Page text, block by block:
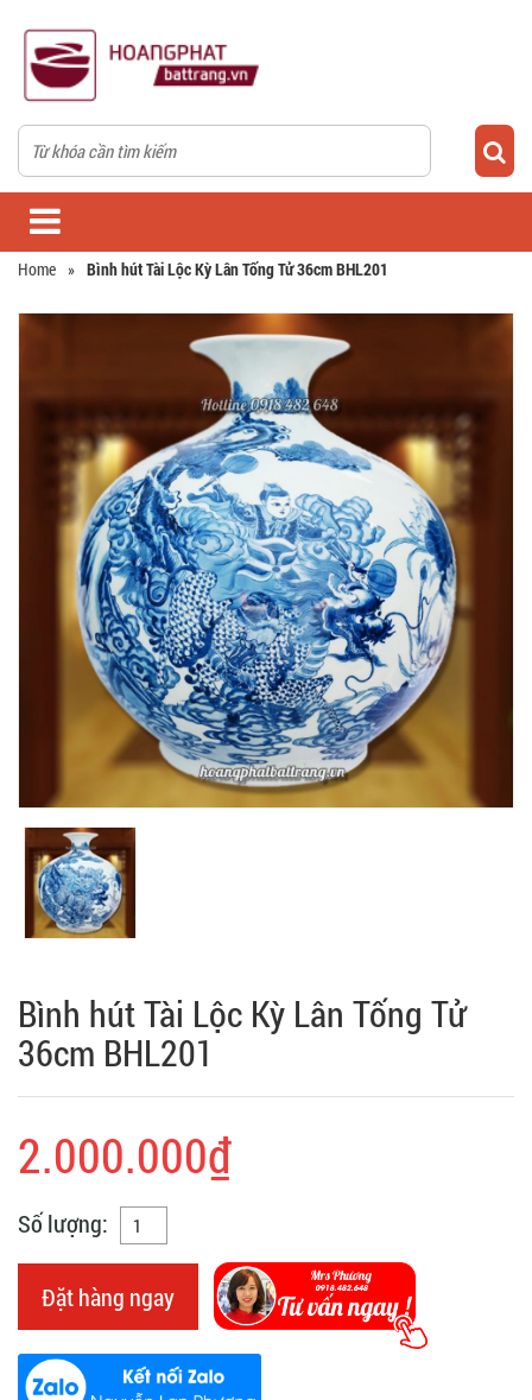
Home » Bình hút Tài Lộc Kỳ Lân Tống Tử 36cm BHL201
Bình hút Tài Lộc Kỳ Lân Tống Tử
36cm BHL201
2.000.000₫
Số lượng:
Đặt hàng ngay